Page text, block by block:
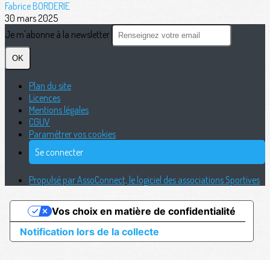
Fabrice BORDERIE
30 mars 2025
Je m'abonne à la newsletter
OK
Plan du site
Licences
Mentions légales
CGUV
Paramétrer vos cookies
Se connecter
Propulsé par AssoConnect, le logiciel des associations Sportives
Notification lors de la collecte
Vos choix en matière de confidentialité